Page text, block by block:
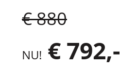
€ 880
NU! € 792,-